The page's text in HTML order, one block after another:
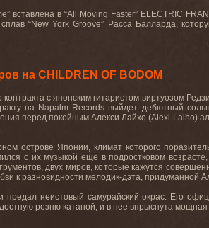
” вставлена в “All Moving Faster” ELECTRIC
“New York Groove” Расса Балларда,
на CHILDREN OF BODOM
с японским гитаристом-виртуозом
на Napalm Records выйдет дебютный
перед покойным Алекси Лайхо (Alexi Laiho)
острове Японии, климат которого
с их музыкой еще в подростковом
двух миров, которые кажутся
к разновидности мелодик-дэта, придуманной
предал неистовый самурайский окрас. Его
резню катаной, и в нее впрыснута